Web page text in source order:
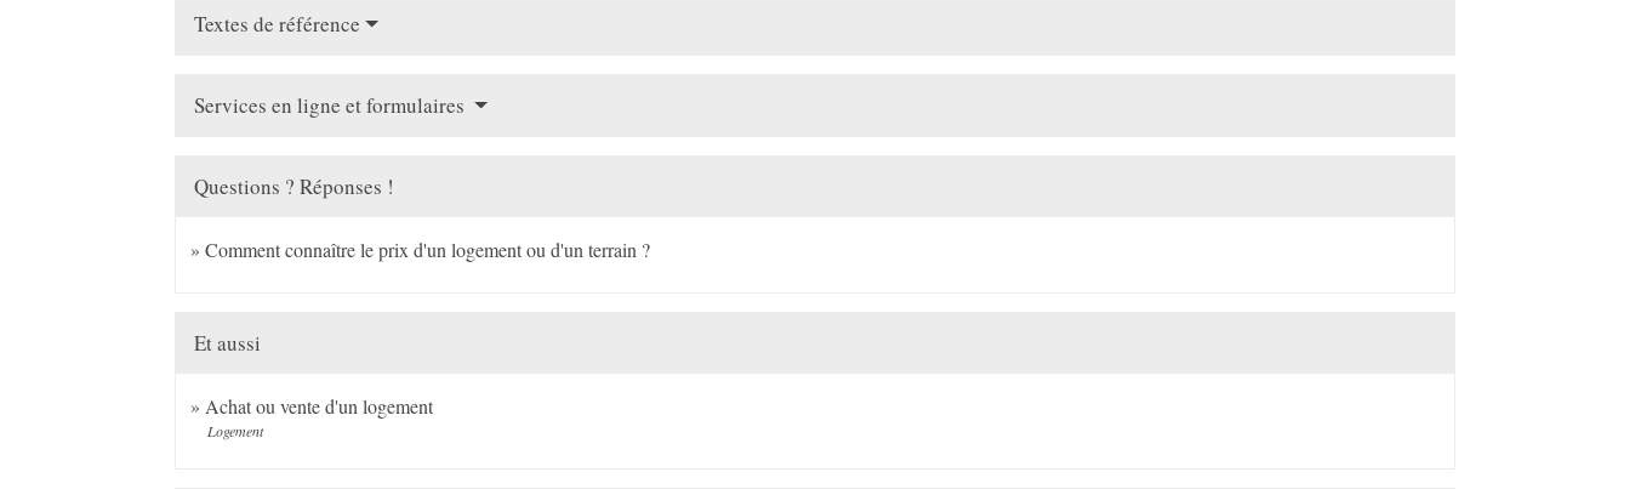
Textes de référence
Services en ligne et formulaires
Questions ? Réponses !
Comment connaître le prix d'un logement ou d'un terrain ?
Et aussi
Achat ou vente d'un logement
Logement